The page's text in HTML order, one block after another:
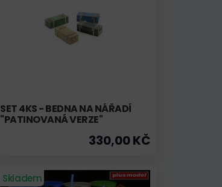
SET 4KS - BEDNA NA NÁŘADÍ
"PATINOVANÁ VERZE"
330,00 KČ
Skladem